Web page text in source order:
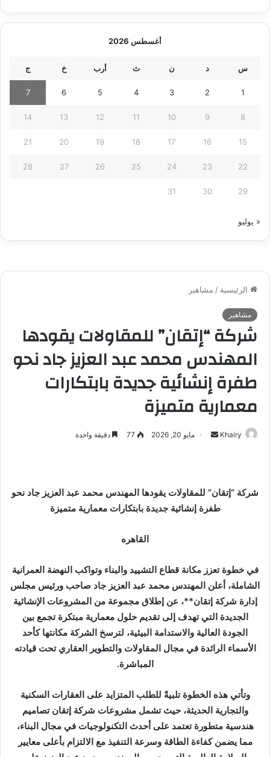
أغسطس 2026
س د ن ث أرب خ ج
1
2
3
4
5
6
7
8
9
10
11
12
13
14
15
16
17
18
19
20
21
22
23
24
25
26
27
28
29
30
31
« يوليو